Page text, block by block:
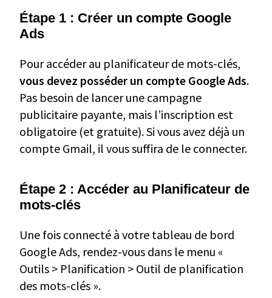
Étape 1 : Créer un compte Google
Ads
Pour accéder au planificateur de mots-clés,
vous devez posséder un compte Google Ads.
Pas besoin de lancer une campagne
publicitaire payante, mais l’inscription est
obligatoire (et gratuite). Si vous avez déjà un
compte Gmail, il vous suffira de le connecter.
Étape 2 : Accéder au Planificateur de
mots-clés
Une fois connecté à votre tableau de bord
Google Ads, rendez-vous dans le menu «
Outils > Planification > Outil de planification
des mots-clés ».